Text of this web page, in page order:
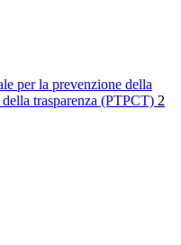
per la prevenzione della
trasparenza (PTPCT) 2